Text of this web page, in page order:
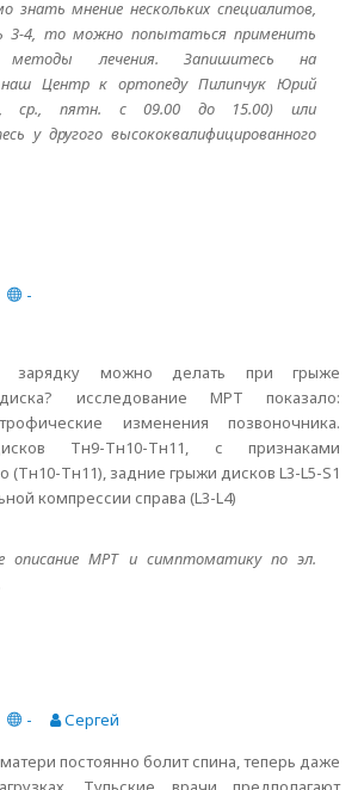
знать мнение нескольких специалитов,
3-4, то можно попытаться применить
методы лечения. Запишитесь на
Центр к ортопеду Пилипчук Юрий
ср., пятн. с 09.00 до 15.00) или
у другого высококвалифицированного
-
зарядку можно делать при грыже
исследование МРТ показало:
изменения позвоночника.
Тн9-Тн10-Тн11, с признаками
(Тн10-Тн11), задние грыжи дисков L3-L5-S1
компрессии справа (L3-L4)
описание МРТ и симптоматику по эл.
-
Сергей
постоянно болит спина, теперь даже